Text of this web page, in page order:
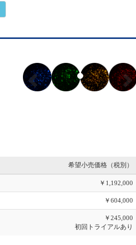
P
r
e
N
e
x
希望小売価格（税別）
￥1,192,000
￥604,000
￥245,000
初回トライアルあり